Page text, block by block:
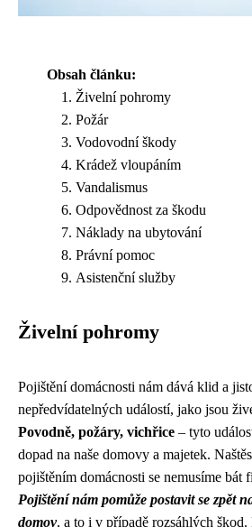
Obsah článku:
Živelní pohromy
Požár
Vodovodní škody
Krádež vloupáním
Vandalismus
Odpovědnost za škodu
Náklady na ubytování
Právní pomoc
Asistenční služby
Živelní pohromy
Pojištění domácnosti nám dává klid a
nepředvídatelných událostí, jako jsou
Povodně, požáry, vichřice – tyto
dopad na naše domovy a majetek.
pojištěním domácnosti se nemusíme bát
Pojištění nám pomůže postavit se zpět
domov, a to i v případě rozsáhlých škod.